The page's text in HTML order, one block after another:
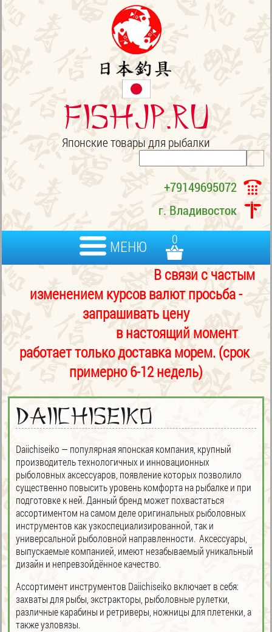
FISHJP.ru
Японские товары для рыбалки
+79149695072
г. Владивосток
МЕНЮ 0
В связи с частым
изменением курсов валют просьба -
запрашивать цену
в настоящий момент
работает только доставка морем. (срок
примерно 6-12 недель)
DAIICHISEIKO
Daiichiseiko — популярная японская компания, крупный
производитель технологичных и инновационных
рыболовных аксессуаров, появление которых позволило
существенно повысить уровень комфорта на рыбалке и при
подготовке к ней. Данный бренд может похвастаться
ассортиментом на самом деле оригинальных рыболовных
инструментов как узкоспециализированной, так и
универсальной рыболовной направленности. Аксессуары,
выпускаемые компанией, имеют незабываемый уникальный
дизайн и непревзойдённое качество.
Ассортимент инструментов Daiichiseiko включает в себя:
захваты для рыбы, экстракторы, рыболовные рулетки,
различные карабины и ретриверы, ножницы для плетенки, а
также узловязы.